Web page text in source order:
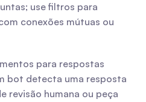
use filtros para
conexões mútuas ou
para respostas
bot detecta uma resposta
revisão humana ou peça